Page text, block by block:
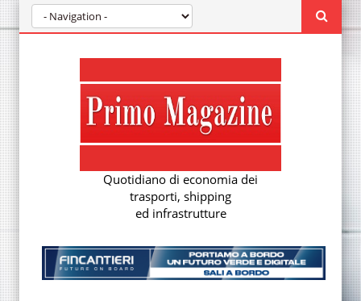
Quotidiano di economia dei
trasporti, shipping
ed infrastrutture